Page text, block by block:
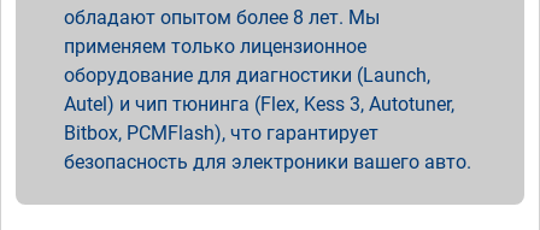
обладают опытом более 8 лет. Мы
применяем только лицензионное
оборудование для диагностики (Launch,
Autel) и чип тюнинга (Flex, Kess 3, Autotuner,
Bitbox, PCMFlash), что гарантирует
безопасность для электроники вашего авто.